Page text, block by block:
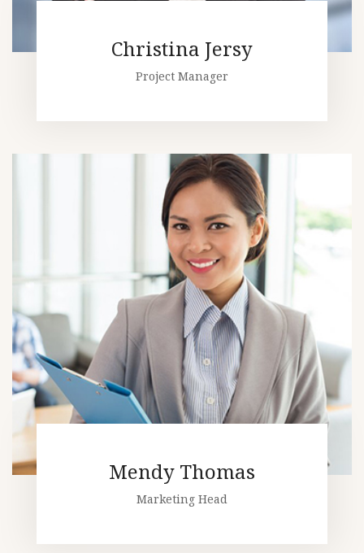
Christina Jersy
Project Manager
Mendy Thomas
Marketing Head